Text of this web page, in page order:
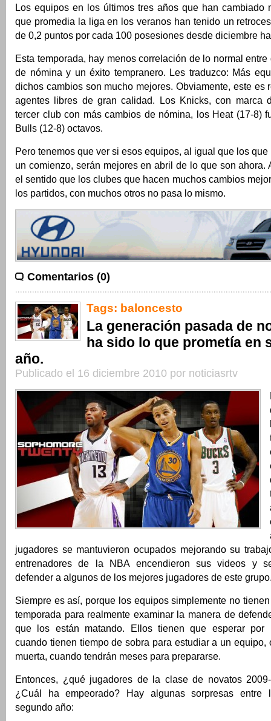
Los equipos en los últimos tres años que han cambiado
que promedia la liga en los veranos han tenido un
de 0,2 puntos por cada 100 posesiones desde diciembre
Esta temporada, hay menos correlación de lo normal
de nómina y un éxito tempranero. Les traduzco: Más
dichos cambios son mucho mejores. Obviamente, este es
agentes libres de gran calidad. Los Knicks, con marca
tercer club con más cambios de nómina, los Heat (17-8)
Bulls (12-8) octavos.
Pero tenemos que ver si esos equipos, al igual que los
un comienzo, serán mejores en abril de lo que son ahora.
el sentido que los clubes que hacen muchos cambios
los partidos, con muchos otros no pasa lo mismo.
Comentarios (0)
Tags: baloncesto
La generación pasada de
ha sido lo que prometía en
año.
Publicado el 16 diciembre 2010 por noticiasrtv
jugadores se mantuvieron ocupados mejorando su
entrenadores de la NBA encendieron sus videos y
defender a algunos de los mejores jugadores de este
Siempre es así, porque los equipos simplemente no
temporada para realmente examinar la manera de
que los están matando. Ellos tienen que esperar por
cuando tienen tiempo de sobra para estudiar a un equipo,
muerta, cuando tendrán meses para prepararse.
Entonces, ¿qué jugadores de la clase de novatos
¿Cuál ha empeorado? Hay algunas sorpresas entre
segundo año: